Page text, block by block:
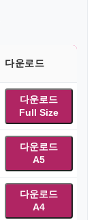
다운로드
다운로드
Full Size
다운로드
A5
다운로드
A4